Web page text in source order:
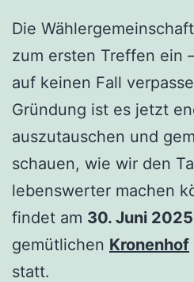
Die
zum ersten Treffen ein
auf keinen Fall
Gründung ist es jetzt
auszutauschen und
schauen, wie wir den
lebenswerter machen
findet am 30. Juni 2025
gemütlichen Kronenhof
statt.